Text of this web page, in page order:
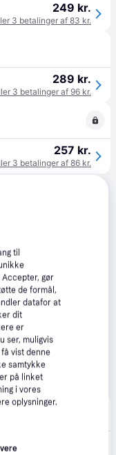
249 kr.
3 betalinger af 83 kr.
289 kr.
3 betalinger af 96 kr.
257 kr.
3 betalinger af 86 kr.
til
gør
de formål,
datafor at
dit
er
ser, muligvis
vist denne
samtykke
på linket
i vores
oplysninger.